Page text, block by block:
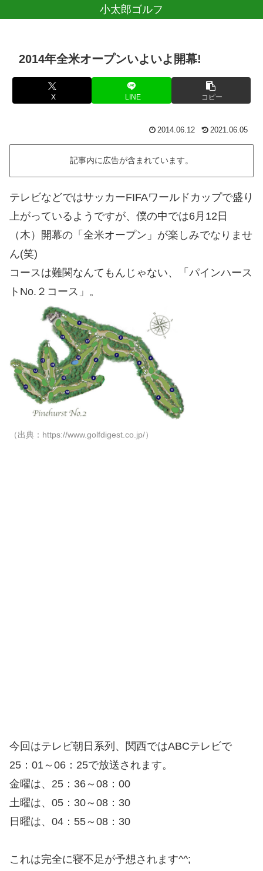
小太郎ゴルフ
2014年全米オープンいよいよ開幕!
X LINE コピー
2014.06.12 2021.06.05
記事内に広告が含まれています。
テレビなどではサッカーFIFAワールドカップで盛り
上がっているようですが、僕の中では6月12日
（木）開幕の「全米オープン」が楽しみでなりませ
ん(笑)
コースは難関なんてもんじゃない、「パインハース
トNo.２コース」。
（出典：https://www.golfdigest.co.jp/）
今回はテレビ朝日系列、関西ではABCテレビで
25：01～06：25で放送されます。
金曜は、25：36～08：00
土曜は、05：30～08：30
日曜は、04：55～08：30
これは完全に寝不足が予想されます^^;